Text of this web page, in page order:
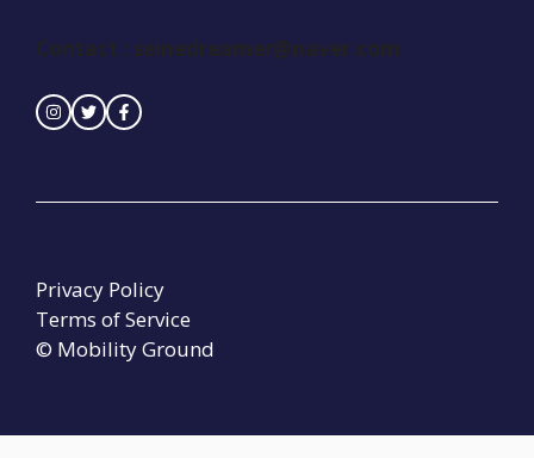
Contact : seinedreamer@naver.com
© Mobility Ground
Privacy Policy
Terms of Service